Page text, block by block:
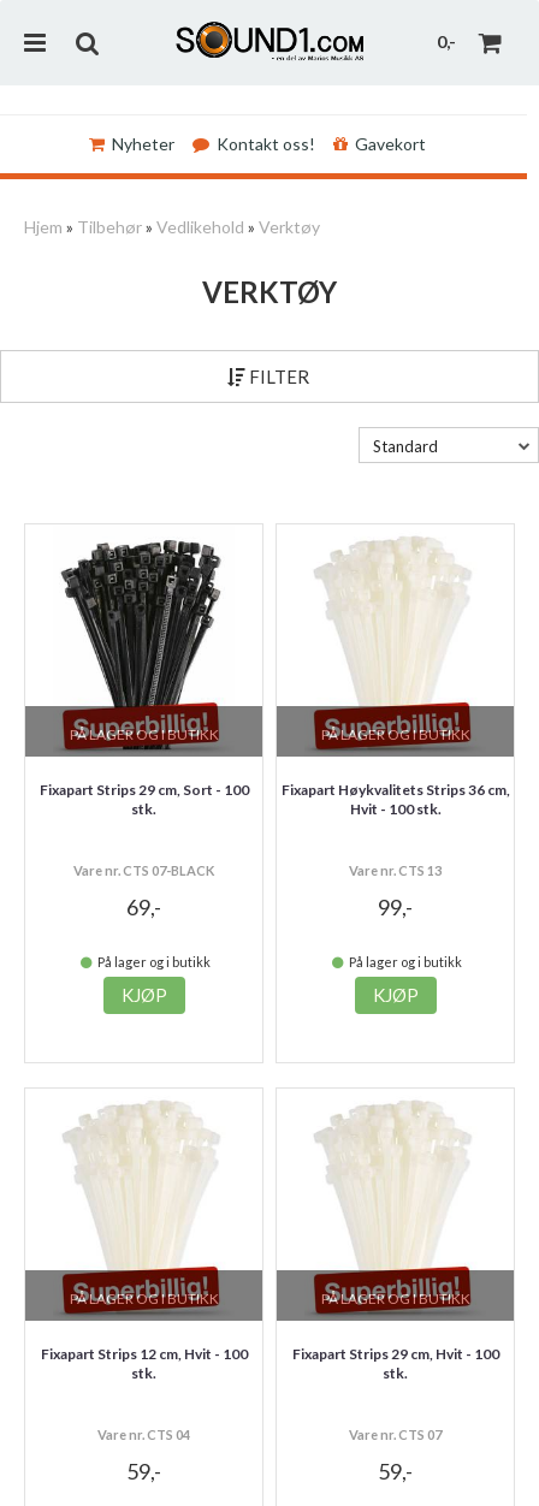
0,-
Nyheter Kontakt oss! Gavekort
Hjem » Tilbehør» Vedlikehold » Verktøy
VERKTØY
FILTER
Standard
PÅ LAGER OG I BUTIKK
Fixapart Strips 29 cm, Sort - 100
stk.
Vare nr. CTS 07-BLACK
69,-
På lager og i butikk
KJØP
PÅ LAGER OG I BUTIKK
Fixapart Høykvalitets Strips 36 cm,
Hvit - 100 stk.
Vare nr. CTS 13
99,-
På lager og i butikk
KJØP
PÅ LAGER OG I BUTIKK
Fixapart Strips 12 cm, Hvit - 100
stk.
Vare nr. CTS 04
59,-
PÅ LAGER OG I BUTIKK
Fixapart Strips 29 cm, Hvit - 100
stk.
Vare nr. CTS 07
59,-